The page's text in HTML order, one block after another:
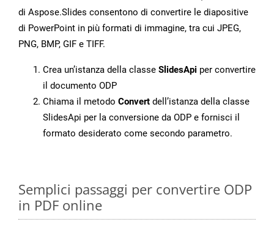
di Aspose.Slides consentono di convertire le diapositive
di PowerPoint in più formati di immagine, tra cui JPEG,
PNG, BMP, GIF e TIFF.
Crea un’istanza della classe SlidesApi per convertire
il documento ODP
Chiama il metodo Convert dell’istanza della classe
SlidesApi per la conversione da ODP e fornisci il
formato desiderato come secondo parametro.
Semplici passaggi per convertire ODP
in PDF online